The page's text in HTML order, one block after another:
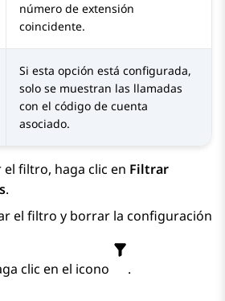
número de extensión
coincidente.
Si esta opción está configurada,
solo se muestran las llamadas
con el código de cuenta
asociado.
el filtro, haga clic en Filtrar
.
el filtro y borrar la configuración
clic en el icono .